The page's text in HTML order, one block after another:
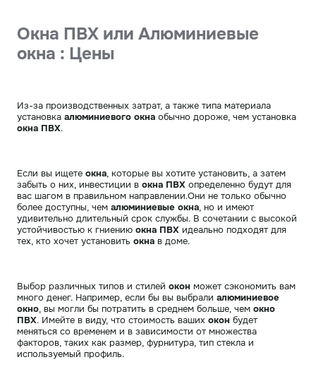
Окна ПВХ или Алюминиевые
окна : Цены
Из-за производственных затрат, а также типа материала
установка алюминиевого окна обычно дороже, чем установка
окна ПВХ.
Если вы ищете окна, которые вы хотите установить, а затем
забыть о них, инвестиции в окна ПВХ определенно будут для
вас шагом в правильном направлении.Они не только обычно
более доступны, чем алюминиевые окна, но и имеют
удивительно длительный срок службы. В сочетании с высокой
устойчивостью к гниению окна ПВХ идеально подходят для
тех, кто хочет установить окна в доме.
Выбор различных типов и стилей окон может сэкономить вам
много денег. Например, если бы вы выбрали алюминиевое
окно, вы могли бы потратить в среднем больше, чем окно
ПВХ. Имейте в виду, что стоимость ваших окон будет
меняться со временем и в зависимости от множества
факторов, таких как размер, фурнитура, тип стекла и
используемый профиль.